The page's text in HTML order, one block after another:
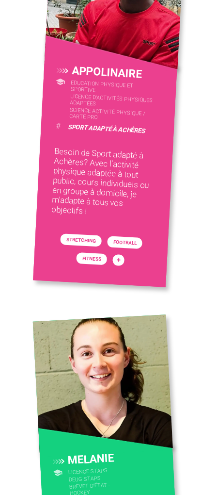
APPOLINAIRE
EDUCATION PHYSIQUE ET
SPORTIVE
LICENCE D’ACTIVITÉS PHYSIQUES
ADAPTÉES
SCIENCE ACTIVITÉ PHYSIQUE /
CARTE PRO
# SPORT ADAPTÉ À ACHÈRES
Besoin de Sport adapté à
Achères? Avec l'activité
physique adaptée à tout
public, cours individuels ou
en groupe à domicile, je
m'adapte à tous vos
objectifs !
STRETCHING FOOTBALL
FITNESS +
MELANIE
LICENCE STAPS
DEUG STAPS
BREVET D'ÉTAT -
HOCKEY